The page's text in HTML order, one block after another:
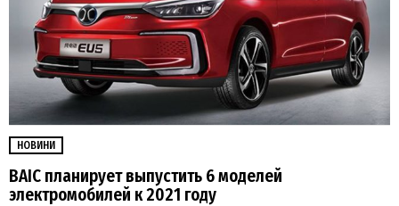
НОВИНИ
BAIC планирует выпустить 6 моделей
электромобилей к 2021 году